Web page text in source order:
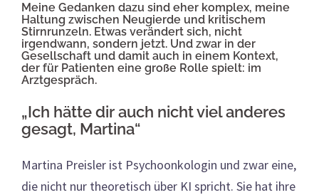
Meine Gedanken dazu sind eher komplex, meine
Haltung zwischen Neugierde und kritischem
Stirnrunzeln. Etwas verändert sich, nicht
irgendwann, sondern jetzt. Und zwar in der
Gesellschaft und damit auch in einem Kontext,
der für Patienten eine große Rolle spielt: im
Arztgespräch.
„Ich hätte dir auch nicht viel anderes
gesagt, Martina“
Martina Preisler ist Psychoonkologin und zwar eine,
die nicht nur theoretisch über KI spricht. Sie hat ihre